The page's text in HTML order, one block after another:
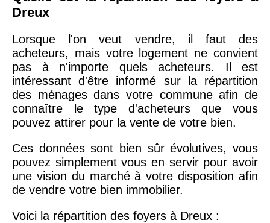
Dreux
Lorsque l'on veut vendre, il faut des
acheteurs, mais votre logement ne convient
pas à n'importe quels acheteurs. Il est
intéressant d'être informé sur la répartition
des ménages dans votre commune afin de
connaître le type d'acheteurs que vous
pouvez attirer pour la vente de votre bien.
Ces données sont bien sûr évolutives, vous
pouvez simplement vous en servir pour avoir
une vision du marché à votre disposition afin
de vendre votre bien immobilier.
Voici la répartition des foyers à Dreux :